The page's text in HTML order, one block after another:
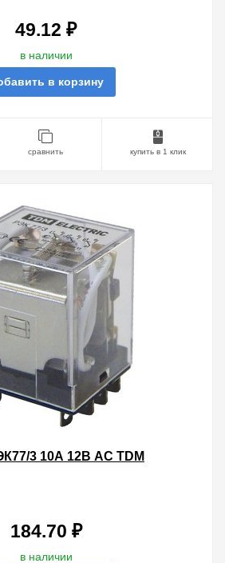
49.12 ₽
в наличии
в корзину
сравнить купить в 1 клик
3 10А 12В AC TDM
184.70 ₽
в наличии